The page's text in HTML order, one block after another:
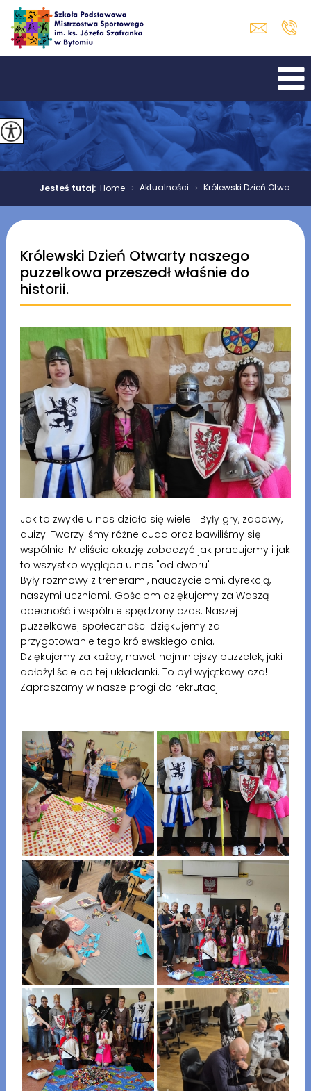
Jesteś tutaj:Home > Aktualności > Królewski Dzień Otwa ...
Królewski Dzień Otwarty naszego
puzzelkowa przeszedł właśnie do
historii.
Jak to zwykle u nas działo się wiele... Były gry, zabawy,
quizy. Tworzyliśmy różne cuda oraz bawiliśmy się
wspólnie. Mieliście okazję zobaczyć jak pracujemy i jak
to wszystko wygląda u nas "od dworu"
Były rozmowy z trenerami, nauczycielami, dyrekcją,
naszymi uczniami. Gościom dziękujemy za Waszą
obecność i wspólnie spędzony czas. Naszej
puzzelkowej społeczności dziękujemy za
przygotowanie tego królewskiego dnia.
Dziękujemy za każdy, nawet najmniejszy puzzelek, jaki
dołożyliście do tej układanki. To był wyjątkowy cza!
Zapraszamy w nasze progi do rekrutacji.